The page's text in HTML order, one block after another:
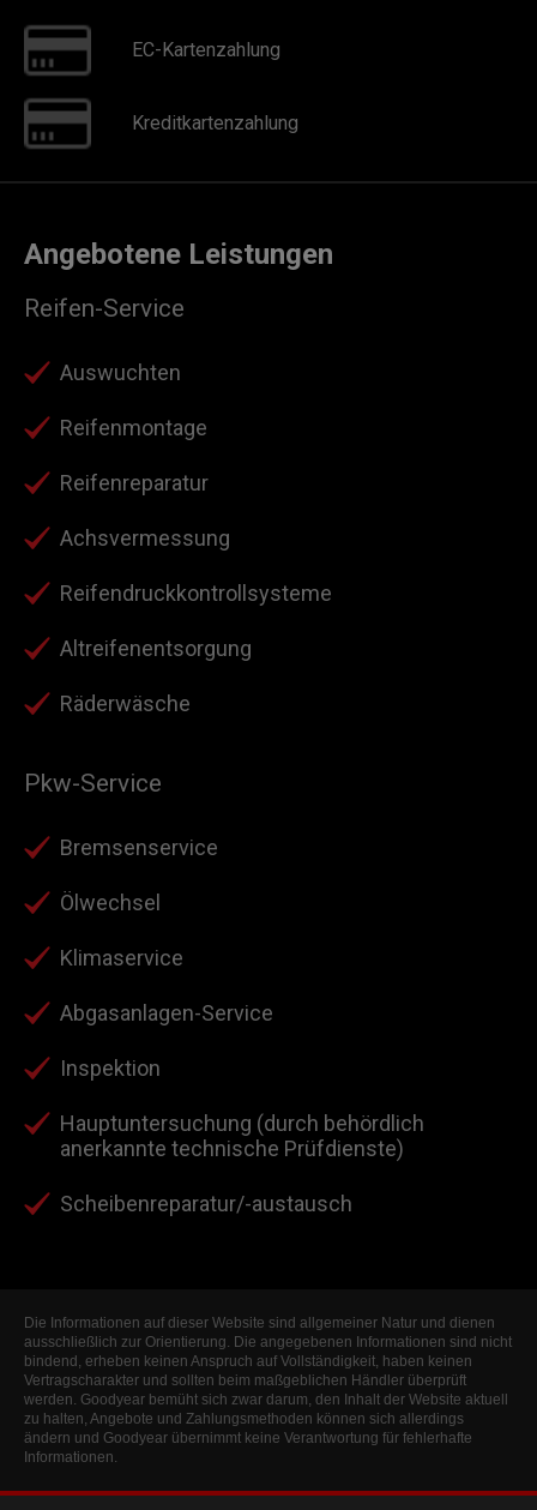
EC-Kartenzahlung
Kreditkartenzahlung
Angebotene Leistungen
Reifen-Service
Auswuchten
Reifenmontage
Reifenreparatur
Achsvermessung
Reifendruckkontrollsysteme
Altreifenentsorgung
Räderwäsche
Pkw-Service
Bremsenservice
Ölwechsel
Klimaservice
Abgasanlagen-Service
Inspektion
Hauptuntersuchung (durch behördlich
anerkannte technische Prüfdienste)
Scheibenreparatur/-austausch
Die Informationen auf dieser Website sind allgemeiner Natur und dienen
ausschließlich zur Orientierung. Die angegebenen Informationen sind nicht
bindend, erheben keinen Anspruch auf Vollständigkeit, haben keinen
Vertragscharakter und sollten beim maßgeblichen Händler überprüft
werden. Goodyear bemüht sich zwar darum, den Inhalt der Website aktuell
zu halten, Angebote und Zahlungsmethoden können sich allerdings
ändern und Goodyear übernimmt keine Verantwortung für fehlerhafte
Informationen.